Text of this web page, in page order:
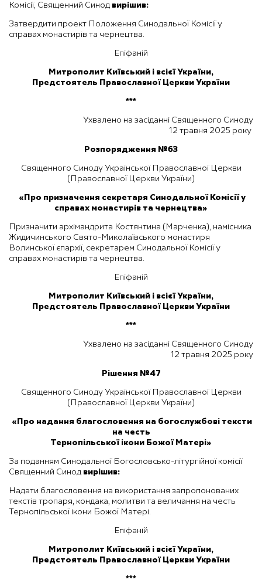
Комісії, Священний Синод вирішив:
Затвердити проект Положення Синодальної Комісії у
справах монастирів та чернецтва.
Епіфаній
Митрополит Київський і всієї України,
Предстоятель Православної Церкви України
***
Ухвалено на засіданні Священного Синоду
12 травня 2025 року
Розпорядження №63
Священного Синоду Української Православної Церкви
(Православної Церкви України)
« Про призначення секретаря Синодальної Комісіїу
справах монастирів та чернецтва»
Призначити архімандрита Костянтина (Марченка), намісника
Жидичинського Свято-Миколаївського монастиря
Волинської єпархії, секретарем Синодальної Комісії у
справах монастирів та чернецтва.
Епіфаній
Митрополит Київський і всієї України,
Предстоятель Православної Церкви України
***
Ухвалено на засіданні Священного Синоду
12 травня 2025 року
Рішення №47
Священного Синоду Української Православної Церкви
(Православної Церкви України)
«Про надання благословення на богослужбові тексти
на честь
Тернопільської ікони Божої Матері»
За поданням Синодальної Богословсько-літургійної комісії
Священний Синод вирішив:
Надати благословення на використання запропонованих
текстів тропаря, кондака, молитви та величання на честь
Тернопільської ікони Божої Матері.
Епіфаній
Митрополит Київський і всієї України,
Предстоятель Православної Церкви України